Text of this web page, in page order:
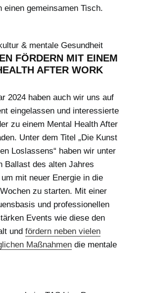
einen gemeinsamen Tisch.
FÖRDERN MIT EINEM
AFTER WORK
2024 haben auch wir uns auf
eingelassen und interessierte
zu einem Mental Health After
Unter dem Titel „Die Kunst
Loslassens“ haben wir unter
Ballast des alten Jahres
mit neuer Energie in die
zu starten. Mit einer
und professionellen
Events wie diese den
und fördern neben vielen
Maßnahmendie mentale